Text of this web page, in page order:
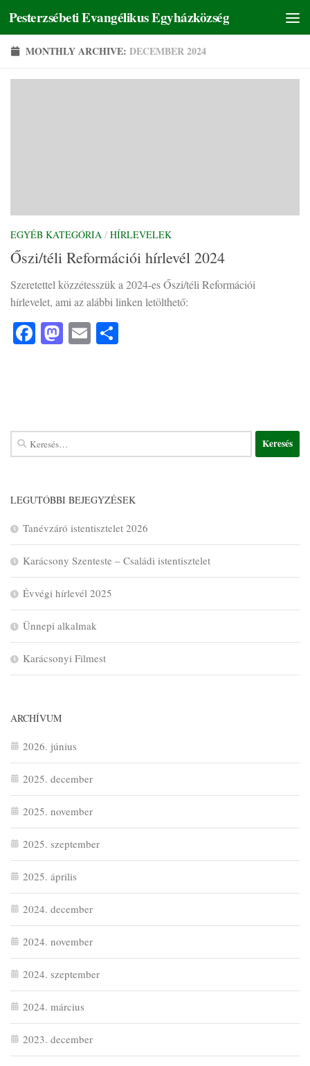
Skip to content
Pesterzsébeti Evangélikus Egyházközség
MONTHLY ARCHIVE: DECEMBER 2024
EGYÉB KATEGÓRIA / HÍRLEVELEK
Őszi/téli Reformációi hírlevél 2024
Szeretettel közzétesszük a 2024-es Őszi/téli Reformációi
hírlevelet, ami az alábbi linken letölthető:
Facebook
Mastodon
Email
LEGUTÓBBI BEJEGYZÉSEK
Tanévzáró istentisztelet 2026
Karácsony Szenteste – Családi istentisztelet
Évvégi hírlevél 2025
Ünnepi alkalmak
Karácsonyi Filmest
ARCHÍVUM
2026. június
2025. december
2025. november
2025. szeptember
2025. április
2024. december
2024. november
2024. szeptember
2024. március
2023. december